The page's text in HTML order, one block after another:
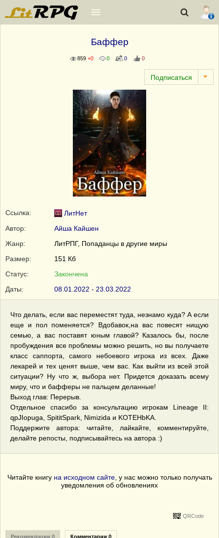
Баффер
859 +0 0 0 0
Ссылка:
ЛитНет
Автор:
Айша Кайшен
Жанр:
ЛитРПГ, Попаданцы в другие миры
Размер:
151 Кб
Статус:
Закончена
Даты:
08.01.2022 - 23.03.2022
Что делать, если вас переместят туда, незнамо куда? А если
еще и пол поменяется? Вдобавок,на вас повесят нищую
семью, а вас поставят юным главой? Казалось бы, после
пробуждения все проблемы можно решить, но вы получаете
класс саппорта, самого небоевого игрока из всех. Даже
лекарей и тех ценят выше, чем вас. Как выйти из всей этой
ситуации? Ну что ж, выбора нет. Придется доказать всему
миру, что и бафферы не пальцем деланные!
Выход глав: Перерыв.
Отдельное спасибо за консультацию игрокам Lineage II:
qpJIopuga, SpititSpark, Nimizida и KOTEHbKA.
Поддержите автора: читайте, лайкайте, комментируйте,
делайте репосты, подписывайтесь на автора :)
Читайте книгу на исходном сайте, у нас можно только получать
уведомления об обновлениях
QRCode
Рекомендации 0 Комментарии 0